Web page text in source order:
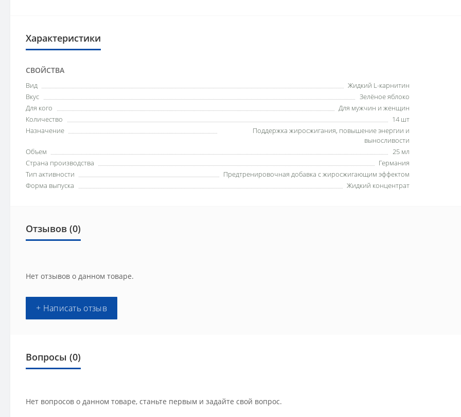
Характеристики
СВОЙСТВА
Вид
Жидкий L-карнитин
Вкус
Зелёное яблоко
Для кого
Для мужчин и женщин
Количество
14 шт
Назначение
Поддержка жиросжигания, повышение энергии и
выносливости
Объем
25 мл
Страна производства
Германия
Тип активности
Предтренировочная добавка с жиросжигающим эффектом
Форма выпуска
Жидкий концентрат
Отзывов (0)
Нет отзывов о данном товаре.
+ Написать отзыв
Вопросы (0)
Нет вопросов о данном товаре, станьте первым и задайте свой вопрос.